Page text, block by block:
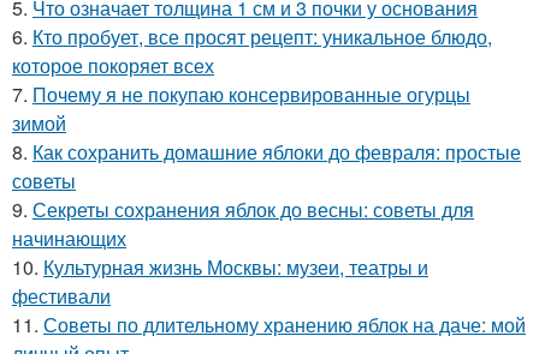
5. Что означает толщина 1 см и 3 почки у основания
6. Кто пробует, все просят рецепт: уникальное блюдо,
которое покоряет всех
7. Почему я не покупаю консервированные огурцы
зимой
8. Как сохранить домашние яблоки до февраля: простые
советы
9. Секреты сохранения яблок до весны: советы для
начинающих
10. Культурная жизнь Москвы: музеи, театры и
фестивали
11. Советы по длительному хранению яблок на даче: мой